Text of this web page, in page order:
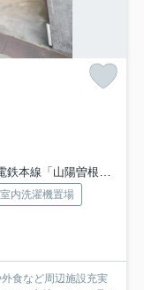
線「山陽曽根」駅 徒歩18分
室内洗濯機置場
食など周辺施設充実